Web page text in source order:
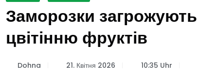
Заморозки загрожують
цвітінню фруктів
Dohna 21. Квітня 2026 10:35 Uhr